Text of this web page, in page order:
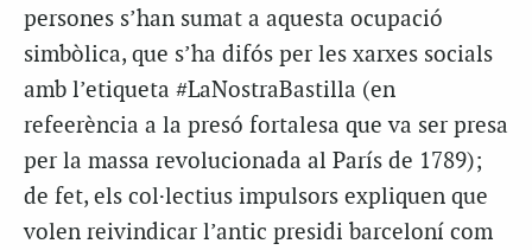
persones s’han sumat a aquesta ocupació
simbòlica, que s’ha difós per les xarxes socials
amb l’etiqueta #LaNostraBastilla (en
refeerència a la presó fortalesa que va ser presa
per la massa revolucionada al París de 1789);
de fet, els col·lectius impulsors expliquen que
volen reivindicar l’antic presidi barceloní com